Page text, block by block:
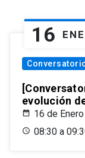
16 ENE
evolución
16 de
08:30 a